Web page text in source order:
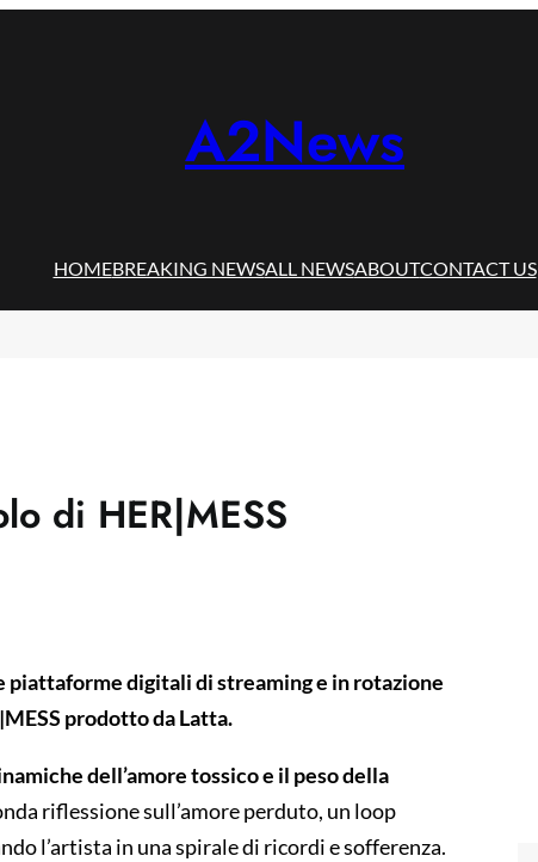
A2News
HOMEBREAKING NEWSALL NEWSABOUTCONTACT US
di HER|MESS
piattaforme digitali di streaming e in rotazione
prodotto da Latta.
dell’amore tossico e il peso della
riflessione sull’amore perduto, un loop
l’artista in una spirale di ricordi e sofferenza.